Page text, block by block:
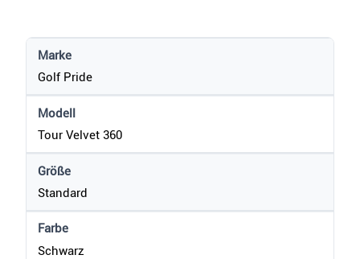
Marke
Golf Pride
Modell
Tour Velvet 360
Größe
Standard
Farbe
Schwarz